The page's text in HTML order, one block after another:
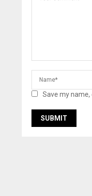
Save my